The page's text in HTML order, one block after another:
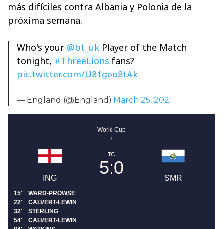
más difíciles contra Albania y Polonia de la
próxima semana.
Who's your @bt_uk Player of the Match
tonight, #ThreeLions fans?
pic.twitter.com/U81goo8tAk
— England (@England) March 25, 2021